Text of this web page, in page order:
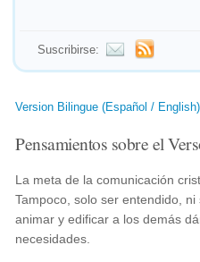
Suscribirse:
Version Bilingue (Español / English)
Pensamientos sobre el
La meta de la comunicación
Tampoco, solo ser entendido,
animar y edificar a los demás
necesidades.